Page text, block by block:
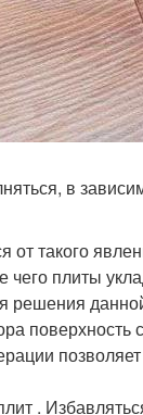
в
от такого
чего плиты
.